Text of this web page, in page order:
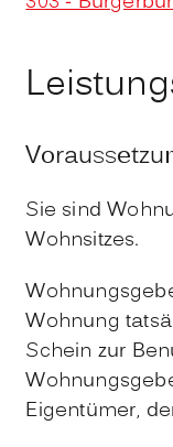
Sie sind
Wohnsitzes.
Wohnung
Schein zur
Eigentümer,